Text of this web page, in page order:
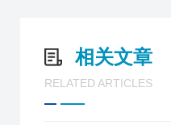
相关文章
RELATED ARTICLES